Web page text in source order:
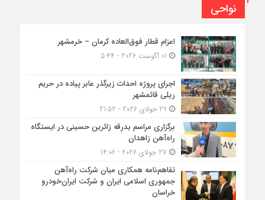
نواحی
اعزام قطار فوق‌العاده کرمان – خرمشهر
اجرای پروژه احداث زیرگذر عابر پیاده در حریم
ریلی قائمشهر
برگزاری مراسم بدرقه زائرین حسینی در ایستگاه
راه‌آهن زاهدان
تفاهم‌نامه همکاری میان شرکت راه‌آهن
جمهوری اسلامی ایران و شرکت ایران‌خودرو
خراسان